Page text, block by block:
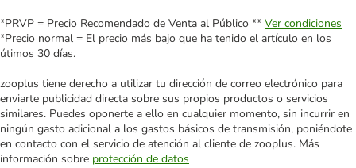
*PRVP = Precio Recomendado de Venta al Público ** Ver condiciones
*Precio normal = El precio más bajo que ha tenido el artículo en los
útimos 30 días.
zooplus tiene derecho a utilizar tu dirección de correo electrónico para
enviarte publicidad directa sobre sus propios productos o servicios
similares. Puedes oponerte a ello en cualquier momento, sin incurrir en
ningún gasto adicional a los gastos básicos de transmisión, poniéndote
en contacto con el servicio de atención al cliente de zooplus. Más
información sobre protección de datos